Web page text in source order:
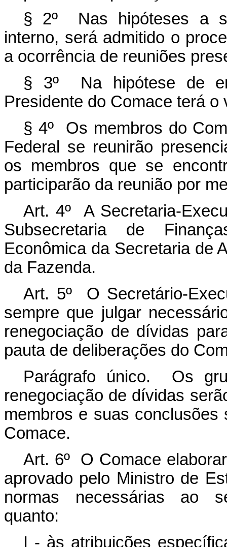
§ 2º Nas hipóteses a
interno, será admitido o
a ocorrência de reuniões
§ 3º Na hipótese de
Presidente do Comace terá o
§ 4º Os membros do
Federal se reunirão
os membros que se
participarão da reunião por
Art. 4º A Secretaria-
Subsecretaria de
Econômica da Secretaria de
da Fazenda.
Art. 5º O Secretário-
sempre que julgar
renegociação de dívidas
pauta de deliberações do
Parágrafo único. Os
renegociação de dívidas
membros e suas conclusões
Comace.
Art. 6º O Comace
aprovado pelo Ministro de
normas necessárias ao
quanto:
I - às atribuições